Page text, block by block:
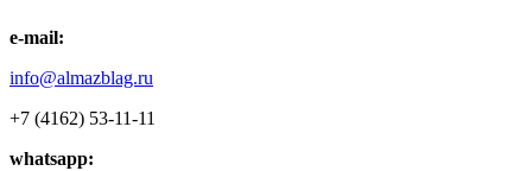
e-mail:
info@almazblag.ru
+7 (4162) 53-11-11
whatsapp: